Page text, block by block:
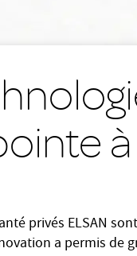
privés ELSAN
a permis de